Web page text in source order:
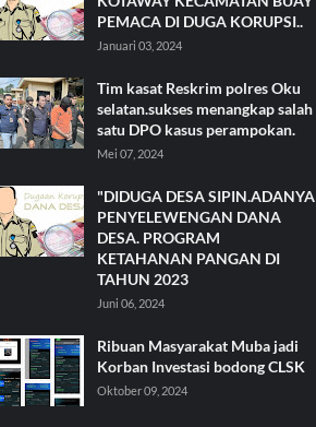
PEMACA DI DUGA KORUPSI..
Januari 03, 2024
Tim kasat Reskrim polres Oku
selatan.sukses menangkap salah
satu DPO kasus perampokan.
Mei 07, 2024
"DIDUGA DESA SIPIN.ADANYA
PENYELEWENGAN DANA
DESA. PROGRAM
KETAHANAN PANGAN DI
TAHUN 2023
Juni 06, 2024
Ribuan Masyarakat Muba jadi
Korban Investasi bodong CLSK
Oktober 09, 2024